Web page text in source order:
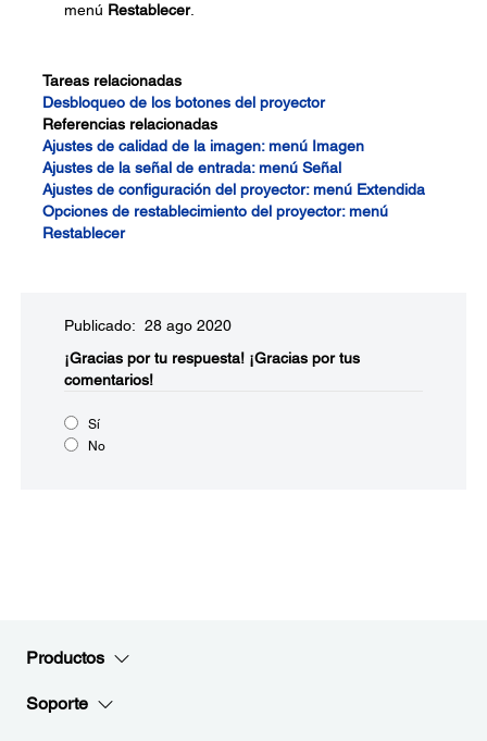
menú Restablecer.
Tareas relacionadas
Desbloqueo de los botones del proyector
Referencias relacionadas
Ajustes de calidad de la imagen: menú Imagen
Ajustes de la señal de entrada: menú Señal
Ajustes de configuración del proyector: menú Extendida
Opciones de restablecimiento del proyector: menú
Restablecer
Publicado: 28 ago 2020
¡Gracias por tu respuesta! ¡Gracias por tus
comentarios!
Sí
No
Productos
Soporte